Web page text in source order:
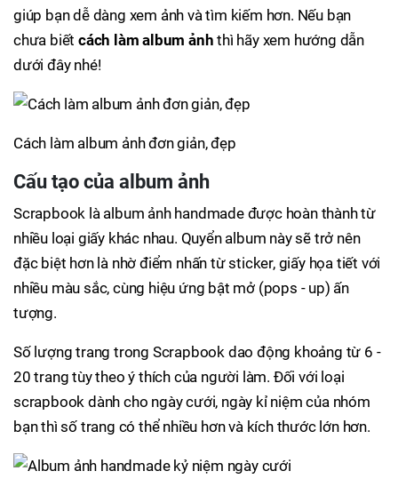
giúp bạn dễ dàng xem ảnh và tìm kiếm hơn. Nếu bạn
chưa biết cách làm album ảnh thì hãy xem hướng dẫn
dưới đây nhé!
Cách làm album ảnh đơn giản, đẹp
Cấu tạo của album ảnh
Scrapbook là album ảnh handmade được hoàn thành từ
nhiều loại giấy khác nhau. Quyển album này sẽ trở nên
đặc biệt hơn là nhờ điểm nhấn từ sticker, giấy họa tiết với
nhiều màu sắc, cùng hiệu ứng bật mở (pops - up) ấn
tượng.
Số lượng trang trong Scrapbook dao động khoảng từ 6 -
20 trang tùy theo ý thích của người làm. Đối với loại
scrapbook dành cho ngày cưới, ngày kỉ niệm của nhóm
bạn thì số trang có thể nhiều hơn và kích thước lớn hơn.